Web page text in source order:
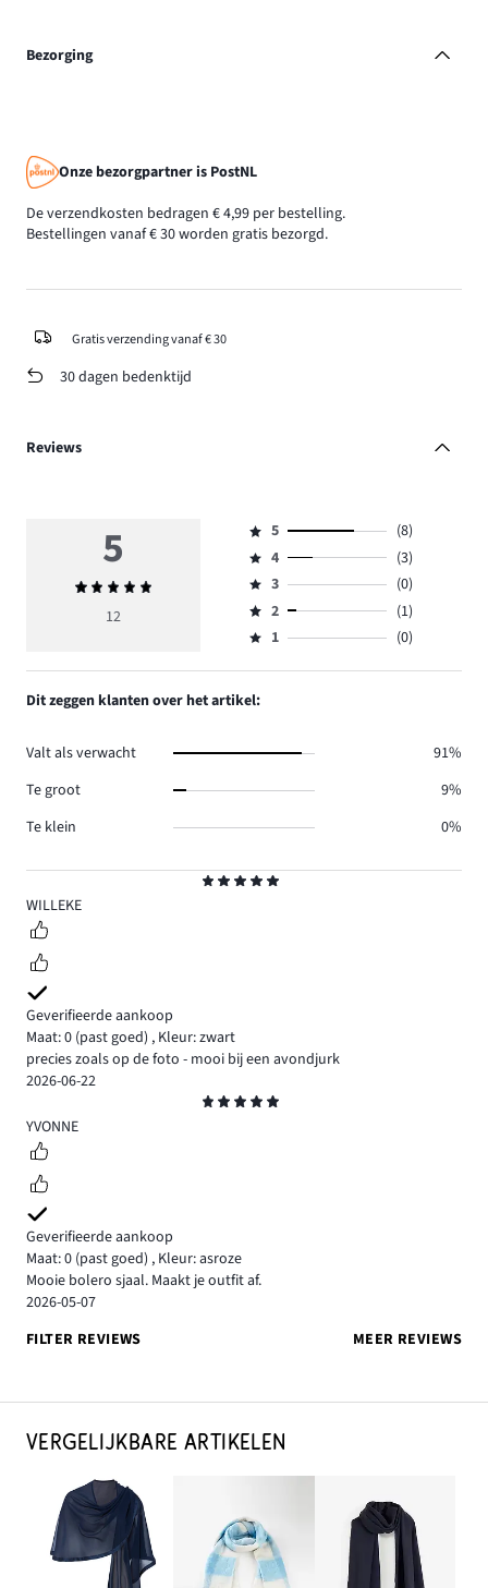
Bezorging
Onze bezorgpartner is PostNL
De verzendkosten bedragen € 4,99 per bestelling.
Bestellingen vanaf € 30 worden gratis bezorgd.
Gratis verzending vanaf € 30
30 dagen bedenktijd
Reviews
5
WILLEKE
Geverifieerde aankoop
Maat: 0 (past goed) , Kleur: zwart
precies zoals op de foto - mooi bij een avondjurk
2026-06-22
5
YVONNE
Geverifieerde aankoop
Maat: 0 (past goed) , Kleur: asroze
Mooie bolero sjaal. Maakt je outfit af.
2026-05-07
FILTER REVIEWS
MEER REVIEWS
5
Gemiddelde
beoordeling
12
Beoordeling
5,
aantal
reviews
8.
5
(8)
Beoordeling
4,
aantal
reviews
4
(3)
Beoordeling
3,
aantal
3
(0)
Beoordeling
2,
1.
2
(1)
Beoordeling
1,
aantal
reviews
1 (0)
Dit zeggen klanten over het artikel:
Valt als verwacht
91%
Te groot
9%
Te klein
0%
VERGELIJKBARE ARTIKELEN